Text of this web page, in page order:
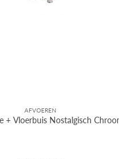
AFVOEREN
+ Vloerbuis Nostalgisch